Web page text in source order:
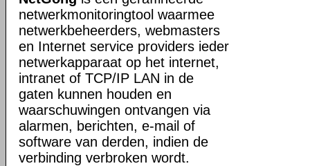
netwerkmonitoringtool waarmee
netwerkbeheerders, webmasters
en Internet service providers ieder
netwerkapparaat op het internet,
intranet of TCP/IP LAN in de
gaten kunnen houden en
waarschuwingen ontvangen via
alarmen, berichten, e-mail of
software van derden, indien de
verbinding verbroken wordt.